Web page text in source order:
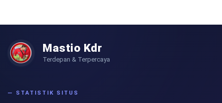
Mastio Kdr
Terdepan & Terpercaya
— STATISTIK SITUS